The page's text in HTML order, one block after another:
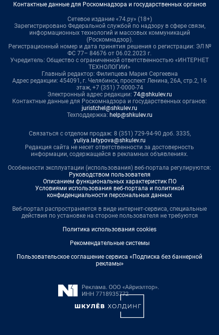
Контактные данные для Роскомнадзора и государственных органов
Сетевое издание «74.ру» (18+)
Зарегистрировано Федеральной службой по надзору в сфере связи,
информационных технологий и массовых коммуникаций
(Роскомнадзор).
Регистрационный номер и дата принятия решения о регистрации: ЭЛ №
ФС 77– 84676 от 06.02.2023 г.
Учредитель: Общество с ограниченной ответственностью «ИНТЕРНЕТ
ТЕХНОЛОГИИ»
Главный редактор: Филипцева Мария Сергеевна
Адрес редакции: 454091, г. Челябинск, проспект Ленина, 26А, стр.2, 16
этаж, +7 (351) 7-0000-74
Электронный адрес редакции: 74@shkulev.ru
Контактные данные для Роскомнадзора и государственных органов:
juristchel@shkulev.ru
Техподдержка: help@shkulev.ru
Связаться с отделом продаж: 8 (351) 729-94-90 доб. 3335,
yuliya.latypova@shkulev.ru
Редакция сайта не несет ответственности за достоверность
информации, содержащейся в рекламных объявлениях.
Особенности эксплуатации (использования) веб-портала регулируются:
Руководством пользователя
Описанием функциональных характеристик ПО
Условиями использования веб-портала и политикой
конфиденциальности персональных данных
Веб-портал распространяется в виде интернет-сервиса, специальные
действия по установке на стороне пользователя не требуются
Политика использования cookies
Рекомендательные системы
Пользовательское соглашение сервиса «Подписка без баннерной
рекламы»